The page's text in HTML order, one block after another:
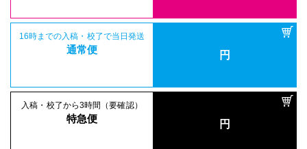
16時までの入稿・校了で当日発送
通常便 円
入稿・校了から3時間（要確認）
特急便 円